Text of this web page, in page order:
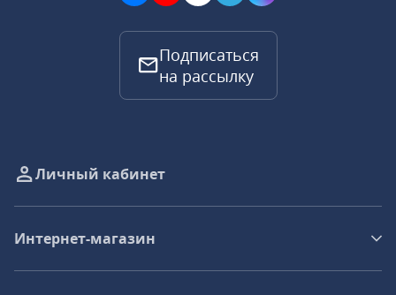
Подписаться
на рассылку
Личный кабинет
Интернет-магазин